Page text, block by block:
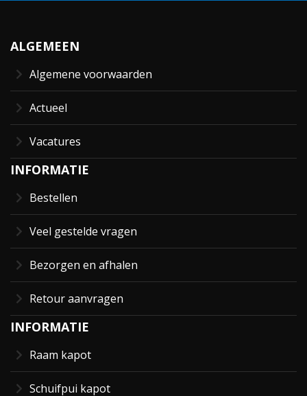
ALGEMEEN
Algemene voorwaarden
Actueel
Vacatures
INFORMATIE
Bestellen
Veel gestelde vragen
Bezorgen en afhalen
Retour aanvragen
INFORMATIE
Raam kapot
Schuifpui kapot